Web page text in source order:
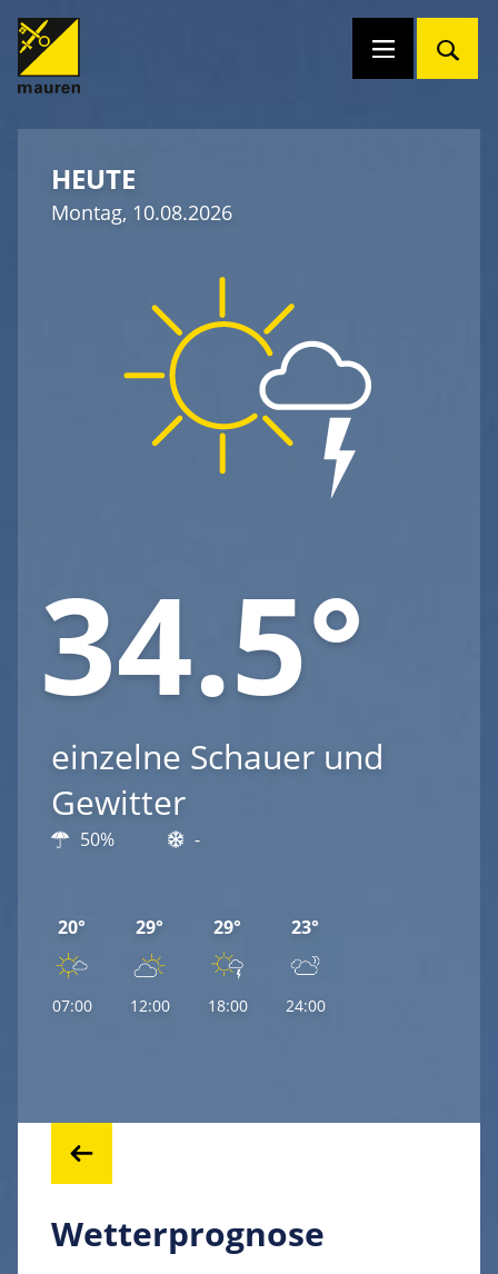
HEUTE
Montag, 10.08.2026
34.5°
einzelne Schauer und
Gewitter
50% -
20°
07:00
29°
12:00
29°
18:00
23°
24:00
Wetterprognose